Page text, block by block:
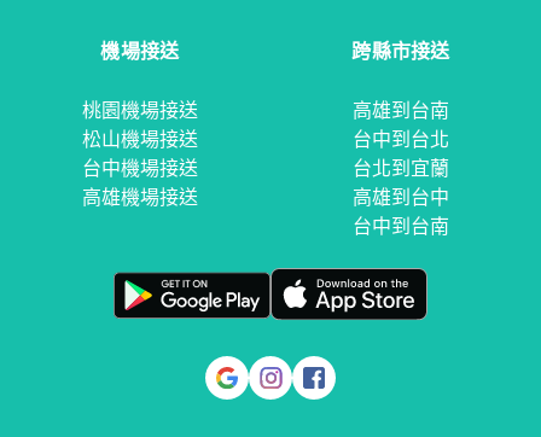
機場接送
桃園機場接送
松山機場接送
台中機場接送
高雄機場接送
跨縣市接送
高雄到台南
台中到台北
台北到宜蘭
高雄到台中
台中到台南